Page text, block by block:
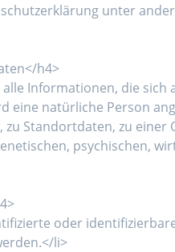
unter
h4>
Informationen, die
eine natürliche Person
zu Standortdaten, zu
psychischen,
oder
li>